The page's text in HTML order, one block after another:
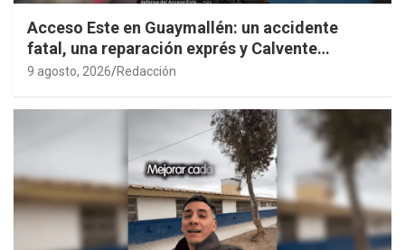
Acceso Este en Guaymallén: un accidente
fatal, una reparación exprés y Calvente
haciendo propaganda personal
9 agosto, 2026 Redacción